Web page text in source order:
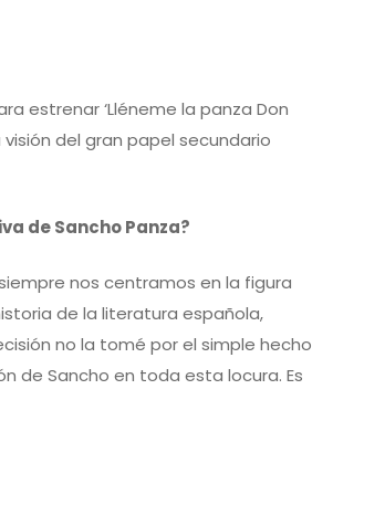
estrenar ‘Lléneme la panza Don
del gran papel secundario
de Sancho Panza?
nos centramos en la figura
de la literatura española,
no la tomé por el simple hecho
de Sancho en toda esta locura. Es